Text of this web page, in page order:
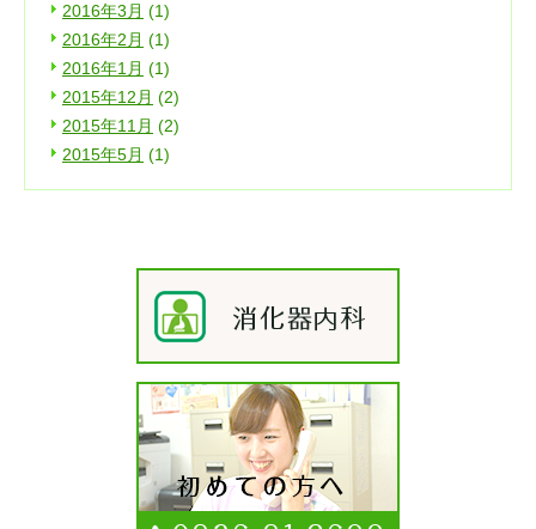
2016年3月 (1)
2016年2月 (1)
2016年1月 (1)
2015年12月 (2)
2015年11月 (2)
2015年5月 (1)